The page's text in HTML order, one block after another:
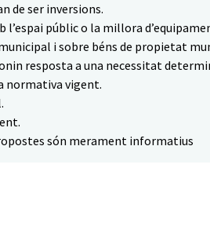
de ser inversions.
l’espai públic o la millora
i sobre béns de propietat
resposta a una necessitat
normativa vigent.
són merament informatius